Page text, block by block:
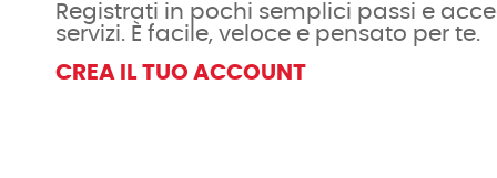
Registrati in pochi semplici passi e
servizi. È facile, veloce e pensato per te.
CREA IL TUO ACCOUNT